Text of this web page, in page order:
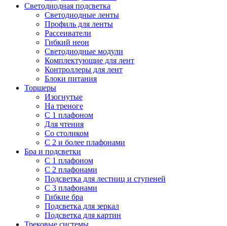
Светодиодная подсветка
Светодиодные ленты
Профиль для ленты
Рассеиватели
Гибкий неон
Светодиодные модули
Комплектующие для лент
Контроллеры для лент
Блоки питания
Торшеры
Изогнутые
На треноге
С 1 плафоном
Для чтения
Со столиком
С 2 и более плафонами
Бра и подсветки
С 1 плафоном
С 2 плафонами
Подсветка для лестниц и ступеней
С 3 плафонами
Гибкие бра
Подсветка для зеркал
Подсветка для картин
Трековые системы